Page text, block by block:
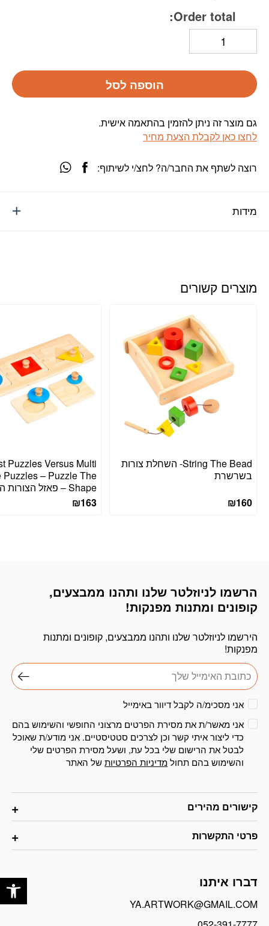
Order total:
הוספה לסל
גם מוצר זה ניתן להזמין בהתאמה אישית.
לחצו כאן לקבלת הצעת מחיר
מידות
רוצה לשתף את החבר/ה? לחצ/י לשיתוף:
מוצרים קשורים
String The Bead- השחלת צורות
בשרשרת
₪160
Puzzles Versus Multi
Puzzles – Puzzle The
Shape – פאזל הצורות הראשון שלי
₪163
קישורים מהירים
פרטי התקשרות
דברו איתנו
YA.ARTWORK@GMAIL.COM
הרשמו לניוזלטר שלנו ותהנו ממבצעים,
קופונים ומתנות מפנקות!
הירשמו לניוזלטר שלנו ותהנו ממבצעים, קופונים ומתנות
מפנקות!
דוא׳׳ל
אני מסכימ/ה לקבל דיוור באימייל
אני מאשר/ת את מסירת הפרטים מרצוני החופשי והשימוש בהם
כדי ליצור איתי קשר וכן לצרכים סטטיסטיים. אני מודע/ת שאוכל
לבטל את הרישום שלי בכל עת, ושעל מסירת הפרטים שלי
והשימוש בהם תחולמדיניות הפרטיותשל האתר